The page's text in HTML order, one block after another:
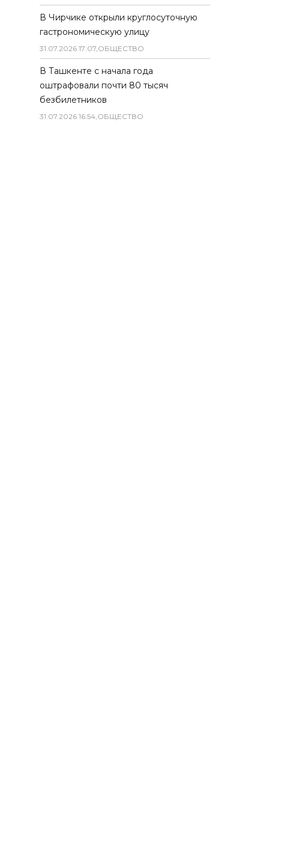
В Чирчике открыли круглосуточную
гастрономическую улицу
31.07.2026 17:07,ОБЩЕСТВО
В Ташкенте с начала года
оштрафовали почти 80 тысяч
безбилетников
31.07.2026 16:54,ОБЩЕСТВО